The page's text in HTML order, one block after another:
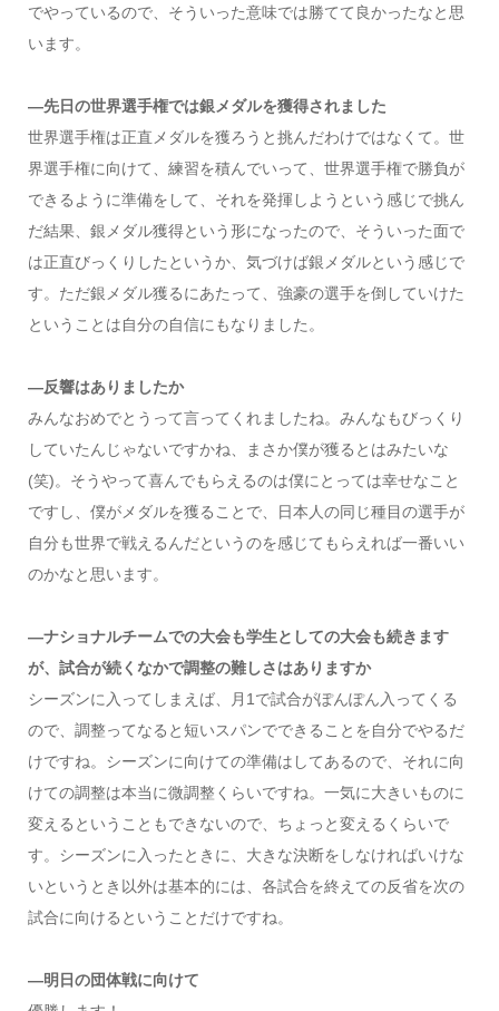
でやっているので、そういった意味では勝てて良かったなと思
います。
―先日の世界選手権では銀メダルを獲得されました
世界選手権は正直メダルを獲ろうと挑んだわけではなくて。世
界選手権に向けて、練習を積んでいって、世界選手権で勝負が
できるように準備をして、それを発揮しようという感じで挑ん
だ結果、銀メダル獲得という形になったので、そういった面で
は正直びっくりしたというか、気づけば銀メダルという感じで
す。ただ銀メダル獲るにあたって、強豪の選手を倒していけた
ということは自分の自信にもなりました。
―反響はありましたか
みんなおめでとうって言ってくれましたね。みんなもびっくり
していたんじゃないですかね、まさか僕が獲るとはみたいな
(笑)。そうやって喜んでもらえるのは僕にとっては幸せなこと
ですし、僕がメダルを獲ることで、日本人の同じ種目の選手が
自分も世界で戦えるんだというのを感じてもらえれば一番いい
のかなと思います。
―ナショナルチームでの大会も学生としての大会も続きます
が、試合が続くなかで調整の難しさはありますか
シーズンに入ってしまえば、月1で試合がぽんぽん入ってくる
ので、調整ってなると短いスパンでできることを自分でやるだ
けですね。シーズンに向けての準備はしてあるので、それに向
けての調整は本当に微調整くらいですね。一気に大きいものに
変えるということもできないので、ちょっと変えるくらいで
す。シーズンに入ったときに、大きな決断をしなければいけな
いというとき以外は基本的には、各試合を終えての反省を次の
試合に向けるということだけですね。
―明日の団体戦に向けて